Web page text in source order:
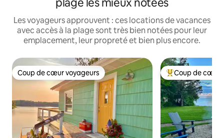
Les voyageurs approuvent : ces locations de vacances
avec accès à la plage sont très bien notées pour leur
emplacement, leur propreté et bien plus encore.
Coup de cœur voyageurs
Coup de cœur voyageurs Coups de cœur
Coup de cœur